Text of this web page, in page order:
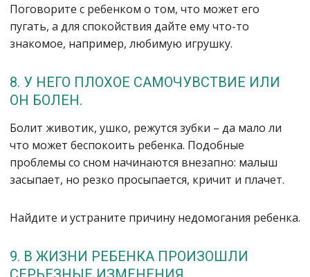
Поговорите с ребенком о том, что может его
пугать, а для спокойствия дайте ему что-то
знакомое, например, любимую игрушку.
8. У НЕГО ПЛОХОЕ САМОЧУВСТВИЕ ИЛИ
ОН БОЛЕН.
Болит животик, ушко, режутся зубки – да мало ли
что может беспокоить ребенка. Подобные
проблемы со сном начинаются внезапно: малыш
засыпает, но резко просыпается, кричит и плачет.
Найдите и устраните причину недомогания ребенка.
9. В ЖИЗНИ РЕБЕНКА ПРОИЗОШЛИ